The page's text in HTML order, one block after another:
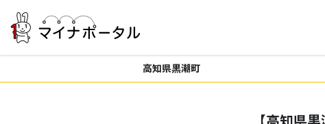
高知県黒潮町